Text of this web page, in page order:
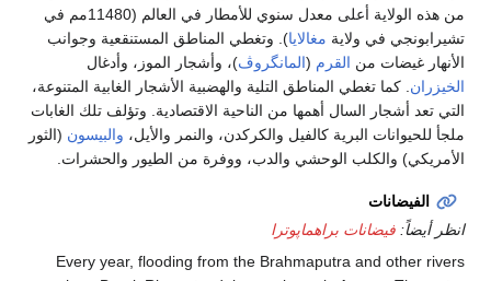
من هذه الولاية أعلى معدل سنوي للأمطار في العالم (11480مم في
تشيرابونجي في ولايةمغالايا). وتغطي المناطق المستنقعية وجوانب
الأنهار غيضات من القرم(المانگروڤ )، وأشجار الموز، وأدغال
الخيزران . كما تغطي المناطق التلية والهضبية الأشجار الغابية المتنوعة،
التي تعد أشجار السال أهمها من الناحية الاقتصادية. وتؤلف تلك الغابات
ملجأ للحيوانات البرية كالفيل والكركدن، والنمر والأيل،والبيسون(الثور
الأمريكي) والكلب الوحشي والدب، ووفرة من الطيور والحشرات.
الفيضانات
انظر أيضاً:فيضانات براهماپوترا
Every year, flooding from the Brahmaputra and other rivers